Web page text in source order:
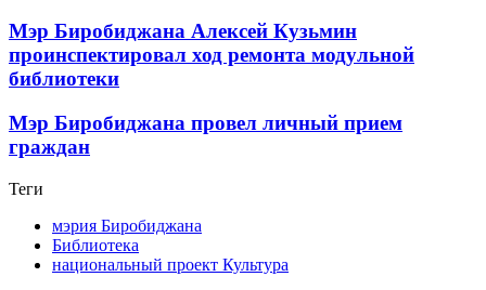
Мэр Биробиджана Алексей Кузьмин
проинспектировал ход ремонта модульной
библиотеки
Мэр Биробиджана провел личный прием
граждан
Теги
мэрия Биробиджана
Библиотека
национальный проект Культура